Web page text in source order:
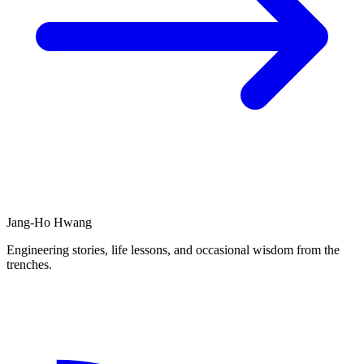
Jang-Ho Hwang
Engineering stories, life lessons, and occasional wisdom from the
trenches.